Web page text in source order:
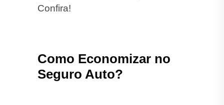
Como Economizar no
Aqui estão algumas dicas para